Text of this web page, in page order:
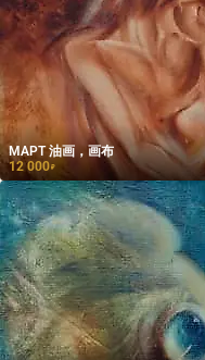
МАРТ 油画，画布
12 000₽